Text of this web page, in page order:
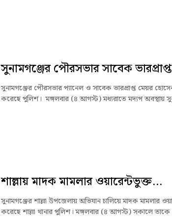
সুনামগঞ্জের পৌরসভার সাবেক
সুনামগঞ্জের পৌরসভার প্যানেল ও সাবেক ভারপ্রাপ্ত মেয়র
করেছে পুলিশ। মঙ্গলবার (৪ আগস্ট) মধ্যরাতে মদ্যপ অবস্থায়
শাল্লায় মাদক মামলার ওয়ারেন্টভুক্ত...
সুনামগঞ্জের শাল্লা উপজেলায় অভিযান চালিয়ে মাদক মামলার
করেছে শাল্লা থানার পুলিশ। মঙ্গলবার (৪ আগস্ট) সকালে